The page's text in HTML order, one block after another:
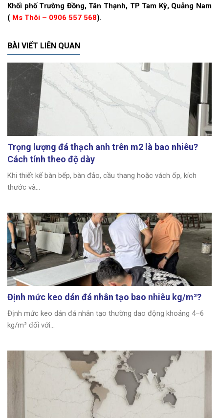
Khối phố Trường Đồng, Tân Thạnh, TP Tam Kỳ, Quảng Nam
( Ms Thôi – 0906 557 568).
BÀI VIẾT LIÊN QUAN
Trọng lượng đá thạch anh trên m2 là bao nhiêu?
Cách tính theo độ dày
Khi thiết kế bàn bếp, bàn đảo, cầu thang hoặc vách ốp, kích
thước và...
Định mức keo dán đá nhân tạo bao nhiêu kg/m²?
Định mức keo dán đá nhân tạo thường dao động khoảng 4–6
kg/m² đối với...